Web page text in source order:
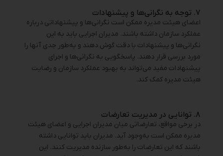
۷. توجه به نگرانی‌ها و پیشنهادات
اعضای هیئت مدیره ممکن است نگرانی‌ها و پیشنهاداتی درباره
عملکرد سازمان داشته باشند. مدیران اجرایی باید به این
نگرانی‌ها و پیشنهادات با دقت گوش دهند و به‌طور جدی آنها را
مورد بررسی قرار دهند. پاسخگویی به نگرانی‌ها و اجرای
پیشنهادات مفید می‌تواند به بهبود عملکرد سازمان و رضایت
هیئت مدیره کمک کند.
۸. توانایی در مدیریت تعارضات
در برخی مواقع، تعارضاتی میان مدیران اجرایی و اعضای هیئت
مدیره ممکن است به‌وجود آید. مدیران باید توانایی داشته
باشند که این تعارضات را به‌طور سازنده مدیریت کنند. این